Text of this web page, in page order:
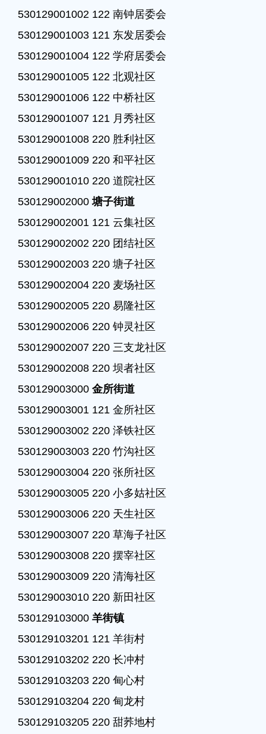
530129001002 122 南钟居委会
530129001003 121 东发居委会
530129001004 122 学府居委会
530129001005 122 北观社区
530129001006 122 中桥社区
530129001007 121 月秀社区
530129001008 220 胜利社区
530129001009 220 和平社区
530129001010 220 道院社区
530129002000 塘子街道
530129002001 121 云集社区
530129002002 220 团结社区
530129002003 220 塘子社区
530129002004 220 麦场社区
530129002005 220 易隆社区
530129002006 220 钟灵社区
530129002007 220 三支龙社区
530129002008 220 坝者社区
530129003000 金所街道
530129003001 121 金所社区
530129003002 220 泽铁社区
530129003003 220 竹沟社区
530129003004 220 张所社区
530129003005 220 小多姑社区
530129003006 220 天生社区
530129003007 220 草海子社区
530129003008 220 摆宰社区
530129003009 220 清海社区
530129003010 220 新田社区
530129103000 羊街镇
530129103201 121 羊街村
530129103202 220 长冲村
530129103203 220 甸心村
530129103204 220 甸龙村
530129103205 220 甜荞地村